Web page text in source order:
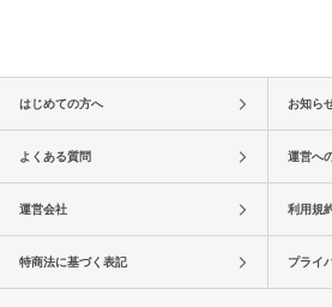
はじめての方へ お知ら
よくある質問 運営へ
運営会社 利用規
特商法に基づく表記 プライ